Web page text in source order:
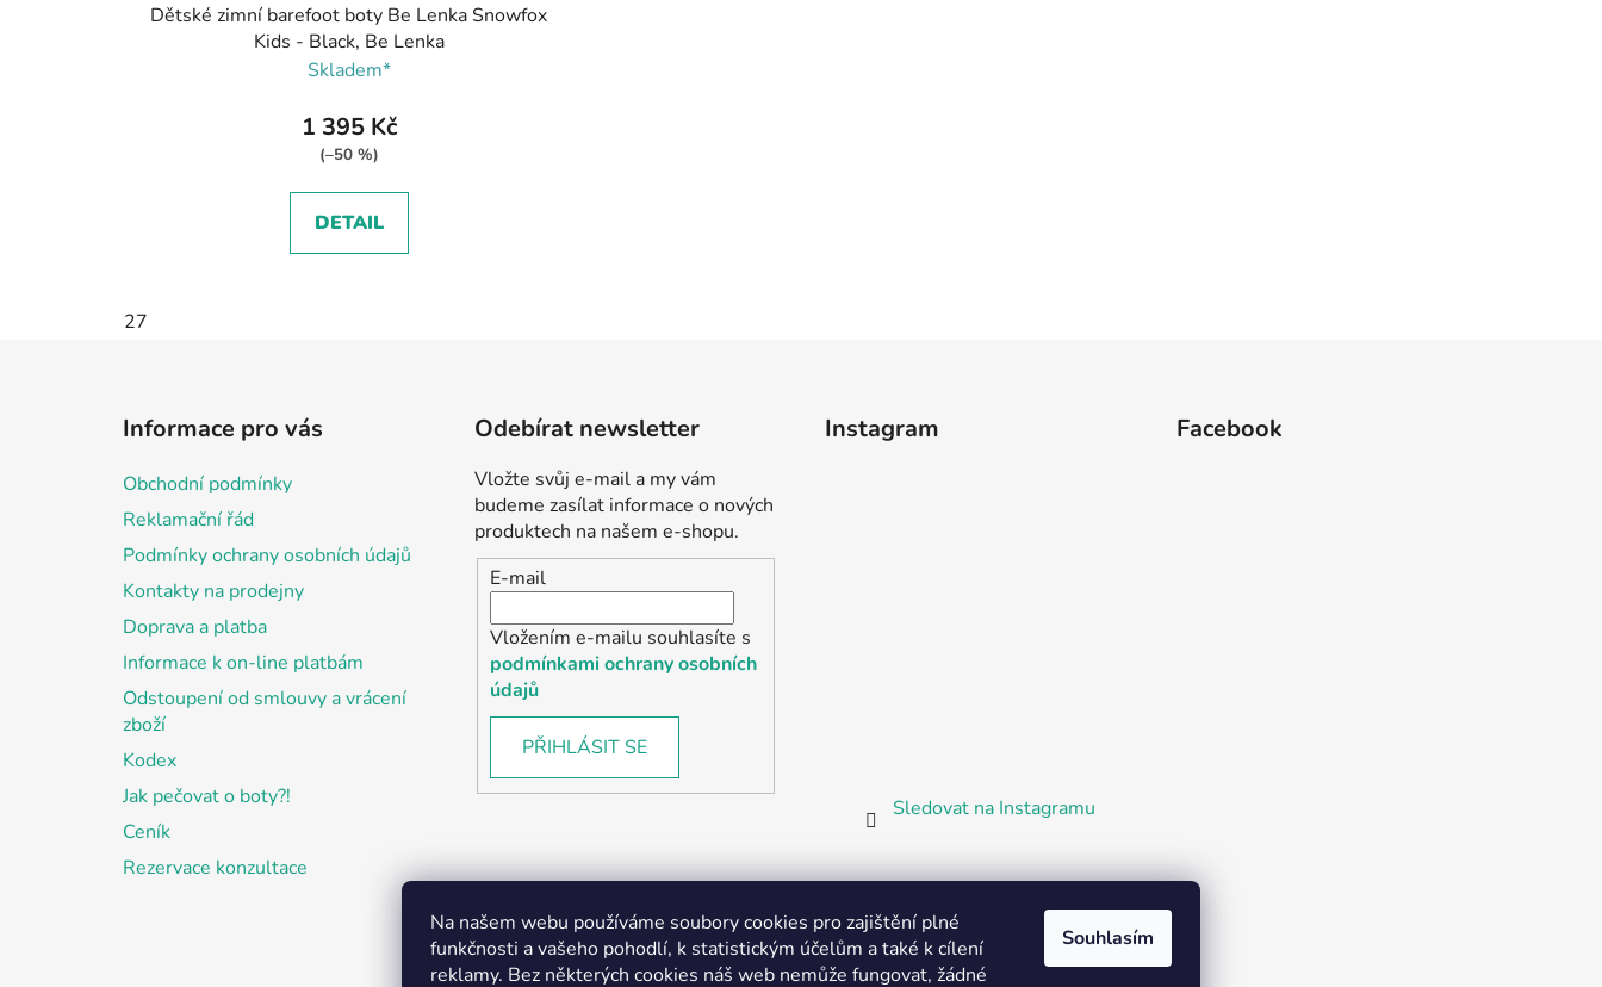
Na našem webu používáme soubory cookies pro zajištění plné
funkčnosti a vašeho pohodlí, k statistickým účelům a také k cílení
reklamy. Bez některých cookies náš web nemůže fungovat, žádné
Souhlasím
Dětské zimní barefoot boty Be Lenka Snowfox
Kids - Black, Be Lenka
Skladem*
1 395 Kč
(–50 %)
DETAIL
27
Informace pro vás
Obchodní podmínky
Reklamační řád
Podmínky ochrany osobních údajů
Kontakty na prodejny
Doprava a platba
Informace k on-line platbám
Odstoupení od smlouvy a vrácení
zboží
Kodex
Jak pečovat o boty?!
Ceník
Rezervace konzultace
Odebírat newsletter
Vložte svůj e-mail a my vám
budeme zasílat informace o nových
produktech na našem e-shopu.
E-mail
Vložením e-mailu souhlasíte s
podmínkami ochrany osobních
údajů
PŘIHLÁSIT SE
Instagram
Sledovat na Instagramu
Facebook